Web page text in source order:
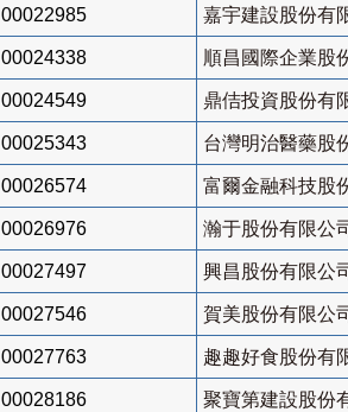
00022985 嘉宇建設股份有
00024338 順昌國際企業股
00024549 鼎佶投資股份有
00025343 台灣明治醫藥股
00026574 富爾金融科技股
00026976 瀚于股份有限公
00027497 興昌股份有限公
00027546 賀美股份有限公
00027763 趣趣好食股份有
00028186 聚寶第建設股份